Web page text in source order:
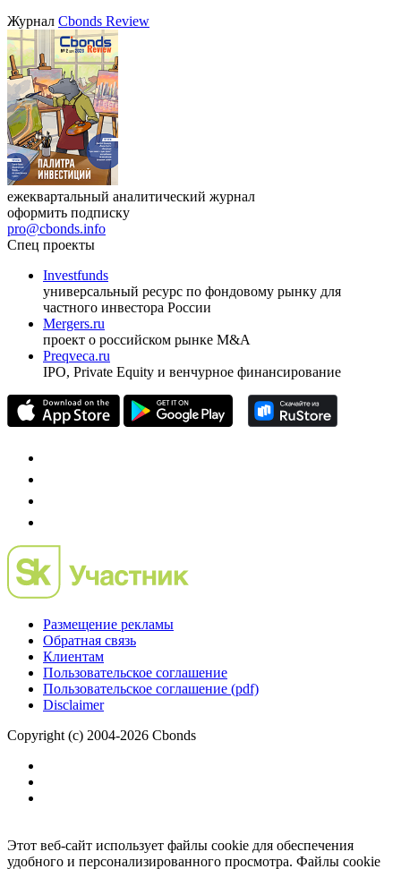
Журнал Cbonds Review
ежеквартальный аналитический журнал
оформить подписку
pro@cbonds.info
Спец проекты
Investfunds
универсальный ресурс по фондовому рынку для
частного инвестора России
Mergers.ru
проект о российском рынке M&A
Preqveca.ru
IPO, Private Equity и венчурное финансирование
Размещение рекламы
Обратная связь
Клиентам
Пользовательское соглашение
Пользовательское соглашение (pdf)
Disclaimer
Copyright (c) 2004-2026 Cbonds
Этот веб-сайт использует файлы cookie для обеспечения
удобного и персонализированного просмотра. Файлы cookie